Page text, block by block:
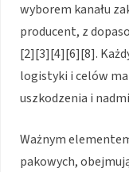
wyborem kanału
producent, z
[2][3][4][6][8].
logistyki i celów
uszkodzenia i
Ważnym
pakowych,